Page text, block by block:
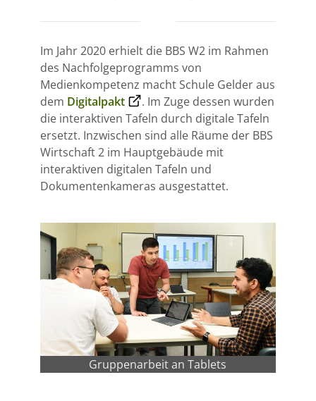
Im Jahr 2020 erhielt die BBS W2 im Rahmen
des Nachfolgeprogramms von
Medienkompetenz macht Schule Gelder aus
dem Digitalpakt
. Im Zuge dessen wurden
die interaktiven Tafeln durch digitale Tafeln
ersetzt. Inzwischen sind alle Räume der BBS
Wirtschaft 2 im Hauptgebäude mit
interaktiven digitalen Tafeln und
Dokumentenkameras ausgestattet.
Gruppenarbeit an Tablets